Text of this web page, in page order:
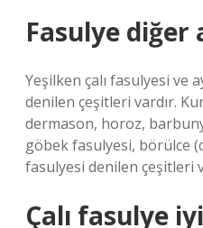
Fasulye diğer
Yeşilken çalı fasulyesi ve
denilen çeşitleri vardır.
dermason, horoz,
göbek fasulyesi, börülce
fasulyesi denilen çeşitleri
Çalı fasulye